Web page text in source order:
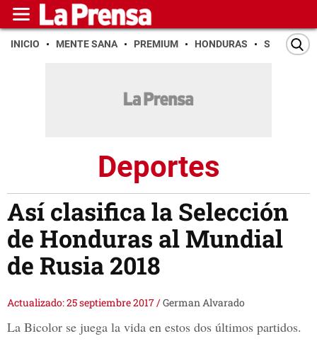
INICIO MENTE SANA PREMIUM HONDURAS SAN PEDRO
Deportes
Así clasifica la Selección
de Honduras al Mundial
de Rusia 2018
Actualizado: 25 septiembre 2017/German Alvarado
La Bicolor se juega la vida en estos dos últimos partidos.